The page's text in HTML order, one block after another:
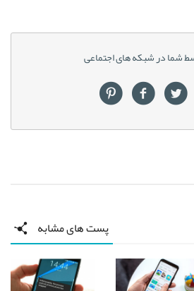
شما در شبکه های اجتماعی
پست های مشابه